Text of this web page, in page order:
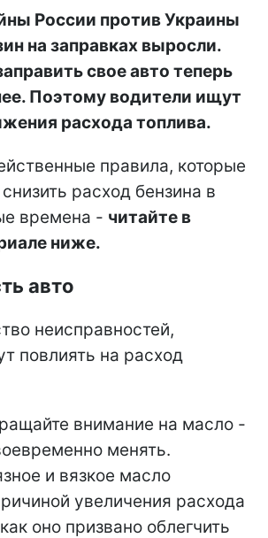
России против Украины
на заправках выросли.
свое авто теперь
Поэтому водители ищут
расхода топлива.
правила, которые
расход бензина в
времена - читайте в
ниже.
авто
неисправностей,
повлиять на расход
внимание на масло -
менять.
и вязкое масло
увеличения расхода
оно призвано облегчить